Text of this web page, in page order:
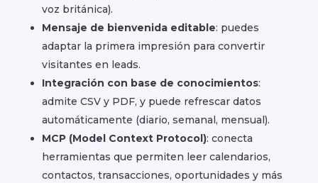
voz británica).
Mensaje de bienvenida editable: puedes
adaptar la primera impresión para convertir
visitantes en leads.
Integración con base de conocimientos:
admite CSV y PDF, y puede refrescar datos
automáticamente (diario, semanal, mensual).
MCP (Model Context Protocol): conecta
herramientas que permiten leer calendarios,
contactos, transacciones, oportunidades y más